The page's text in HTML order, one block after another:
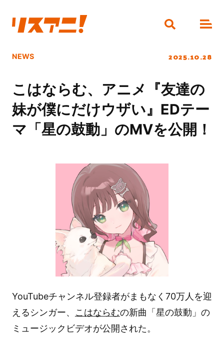
NEWS 2025.10.28
こはならむ、アニメ『友達の
妹が僕にだけウザい』EDテー
マ「星の鼓動」のMVを公開！
YouTubeチャンネル登録者がまもなく70万人を迎
えるシンガー、
こはならむの新曲「星の鼓動」の
ミュージックビデオが公開された。